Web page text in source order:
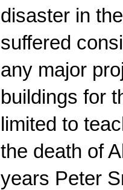
disaster in
suffered
any major
buildings for
limited to
the death of
years Peter